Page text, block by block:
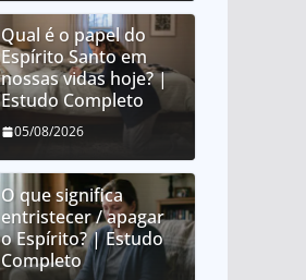
Qual é o papel do
Espírito Santo em
nossas vidas hoje? |
Estudo Completo
05/08/2026
O que significa
entristecer / apagar
o Espírito? | Estudo
Completo